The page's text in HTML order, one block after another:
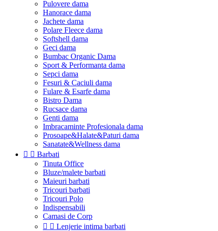
Pulovere dama
Hanorace dama
Jachete dama
Polare Fleece dama
Softshell dama
Geci dama
Bumbac Organic Dama
Sport & Performanta dama
Sepci dama
Fesuri & Caciuli dama
Fulare & Esarfe dama
Bistro Dama
Rucsace dama
Genti dama
Imbracaminte Profesionala dama
Prosoape&Halate&Paturi dama
Sanatate&Wellness dama
  Barbati
Tinuta Office
Bluze/malete barbati
Maieuri barbati
Tricouri barbati
Tricouri Polo
Indispensabili
Camasi de Corp
  Lenjerie intima barbati